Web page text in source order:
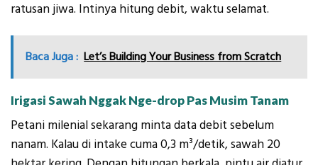
ratusan jiwa. Intinya hitung debit, waktu selamat.
Baca Juga : Let’s Building Your Business from Scratch
Irigasi Sawah Nggak Nge-drop Pas Musim Tanam
Petani milenial sekarang minta data debit sebelum
nanam. Kalau di intake cuma 0,3 m³/detik, sawah 20